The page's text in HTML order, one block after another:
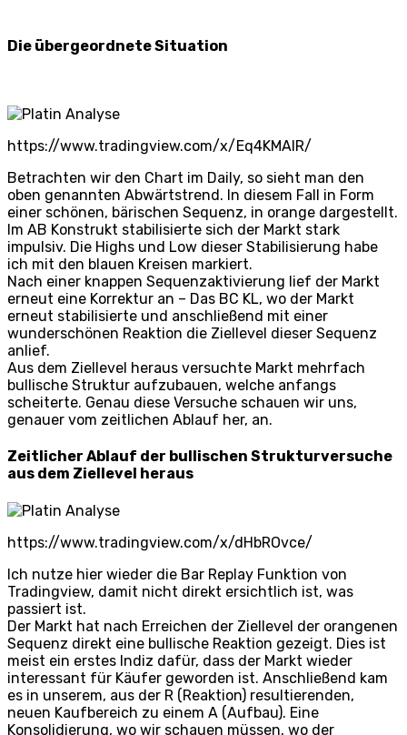
Die übergeordnete Situation
https://www.tradingview.com/x/Eq4KMAlR/
Betrachten wir den Chart im Daily, so sieht man den
oben genannten Abwärtstrend. In diesem Fall in Form
einer schönen, bärischen Sequenz, in orange dargestellt.
Im AB Konstrukt stabilisierte sich der Markt stark
impulsiv. Die Highs und Low dieser Stabilisierung habe
ich mit den blauen Kreisen markiert.
Nach einer knappen Sequenzaktivierung lief der Markt
erneut eine Korrektur an – Das BC KL, wo der Markt
erneut stabilisierte und anschließend mit einer
wunderschönen Reaktion die Ziellevel dieser Sequenz
anlief.
Aus dem Ziellevel heraus versuchte Markt mehrfach
bullische Struktur aufzubauen, welche anfangs
scheiterte. Genau diese Versuche schauen wir uns,
genauer vom zeitlichen Ablauf her, an.
Zeitlicher Ablauf der bullischen Strukturversuche
aus dem Ziellevel heraus
https://www.tradingview.com/x/dHbROvce/
Ich nutze hier wieder die Bar Replay Funktion von
Tradingview, damit nicht direkt ersichtlich ist, was
passiert ist.
Der Markt hat nach Erreichen der Ziellevel der orangenen
Sequenz direkt eine bullische Reaktion gezeigt. Dies ist
meist ein erstes Indiz dafür, dass der Markt wieder
interessant für Käufer geworden ist. Anschließend kam
es in unserem, aus der R (Reaktion) resultierenden,
neuen Kaufbereich zu einem A (Aufbau). Eine
Konsolidierung, wo wir schauen müssen, wo der